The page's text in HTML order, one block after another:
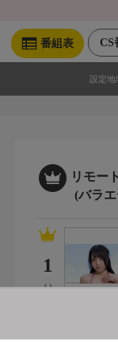
CS
番組表
設定地
リモー
(バラ
1
(-)